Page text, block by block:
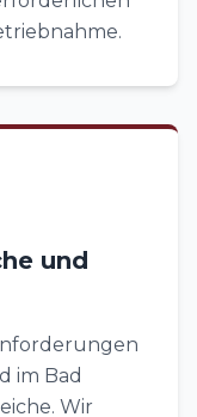
und
im Bad
Wir